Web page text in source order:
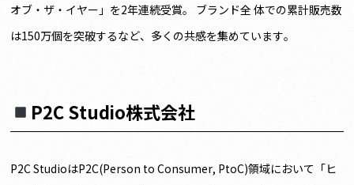
オブ・ザ・イヤー」を2年連続受賞。 ブランド全 体での累計販売数
は150万個を突破するなど、多くの共感を集めています。
P2C Studio株式会社
P2C StudioはP2C(Person to Consumer, PtoC)領域において「ヒ